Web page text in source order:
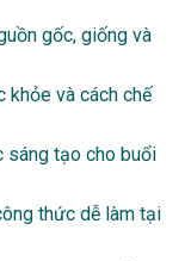
gốc, giống và
và cách chế
sáng tạo cho buổi
thức dễ làm tại